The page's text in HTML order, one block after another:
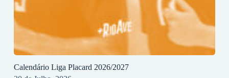
Calendário Liga Placard 2026/2027